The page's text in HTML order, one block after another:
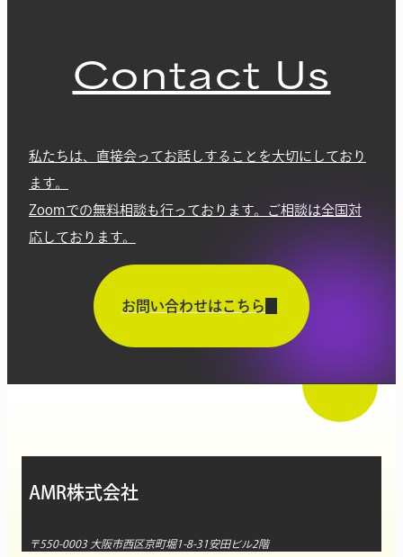
Contact Us
私たちは、直接会ってお話しすることを大切にしており
ます。
Zoomでの無料相談も行っております。ご相談は全国対
応しております。
お問い合わせはこちら
AMR株式会社
〒550-0003 大阪市西区京町堀1-8-31安田ビル2階